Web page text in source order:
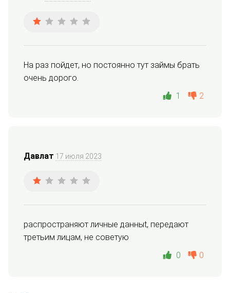
На раз пойдет, но постоянно тут займы брать
очень дорого.
1
2
Давлат 17 июля 2023
распространяют личные данныt, передают
третьим лицам, не советую
0
0